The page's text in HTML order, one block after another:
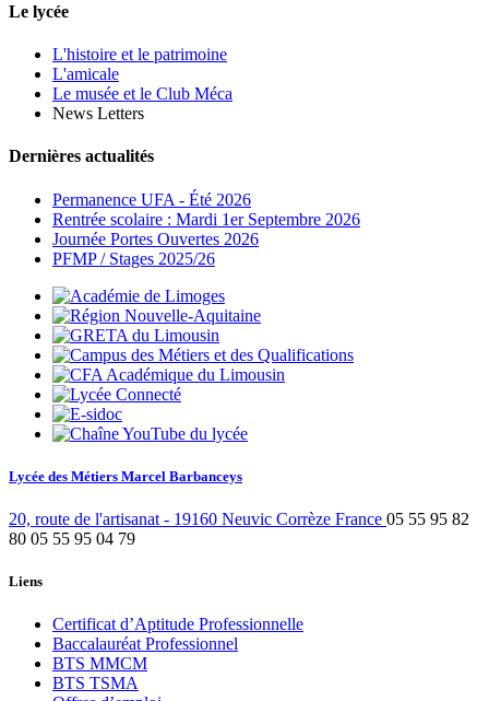
Le lycée
L'histoire et le patrimoine
L'amicale
Le musée et le Club Méca
News Letters
Dernières actualités
Permanence UFA - Été 2026
Rentrée scolaire : Mardi 1er Septembre 2026
Journée Portes Ouvertes 2026
PFMP / Stages 2025/26
Lycée des Métiers Marcel Barbanceys
20, route de l'artisanat - 19160 Neuvic Corrèze France 05 55 95 82
80 05 55 95 04 79
Liens
Certificat d’Aptitude Professionnelle
Baccalauréat Professionnel
BTS MMCM
BTS TSMA